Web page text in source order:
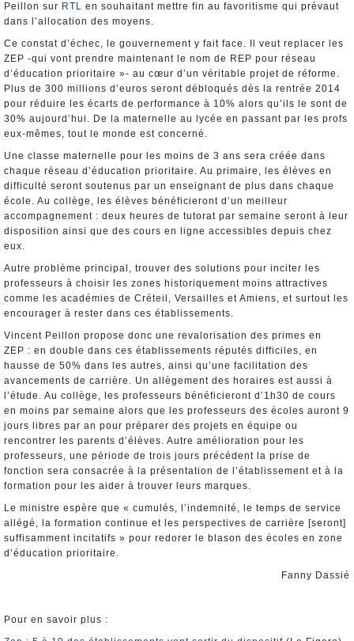
Peillon sur RTL en souhaitant mettre fin au favoritisme qui prévaut
dans l’allocation des moyens.
Ce constat d’échec, le gouvernement y fait face. Il veut replacer les
ZEP -qui vont prendre maintenant le nom de REP pour réseau
d’éducation prioritaire »- au cœur d’un véritable projet de réforme.
Plus de 300 millions d’euros seront débloqués dès la rentrée 2014
pour réduire les écarts de performance à 10% alors qu’ils le sont de
30% aujourd’hui. De la maternelle au lycée en passant par les profs
eux-mêmes, tout le monde est concerné.
Une classe maternelle pour les moins de 3 ans sera créée dans
chaque réseau d’éducation prioritaire. Au primaire, les élèves en
difficulté seront soutenus par un enseignant de plus dans chaque
école. Au collège, les élèves bénéficieront d’un meilleur
accompagnement : deux heures de tutorat par semaine seront à leur
disposition ainsi que des cours en ligne accessibles depuis chez
eux.
Autre problème principal, trouver des solutions pour inciter les
professeurs à choisir les zones historiquement moins attractives
comme les académies de Créteil, Versailles et Amiens, et surtout les
encourager à rester dans ces établissements.
Vincent Peillon propose donc une revalorisation des primes en
ZEP : en double dans ces établissements réputés difficiles, en
hausse de 50% dans les autres, ainsi qu’une facilitation des
avancements de carrière. Un allègement des horaires est aussi à
l’étude. Au collège, les professeurs bénéficieront d’1h30 de cours
en moins par semaine alors que les professeurs des écoles auront 9
jours libres par an pour préparer des projets en équipe ou
rencontrer les parents d’élèves. Autre amélioration pour les
professeurs, une période de trois jours précédent la prise de
fonction sera consacrée à la présentation de l’établissement et à la
formation pour les aider à trouver leurs marques.
Le ministre espère que « cumulés, l’indemnité, le temps de service
allégé, la formation continue et les perspectives de carrière [seront]
suffisamment incitatifs » pour redorer le blason des écoles en zone
d’éducation prioritaire.
Fanny Dassié
Pour en savoir plus :